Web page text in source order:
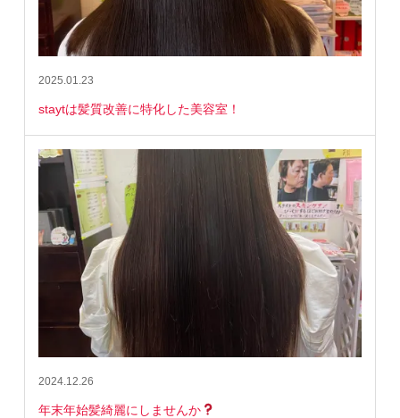
2025.01.23
staytは髪質改善に特化した美容室！
2024.12.26
年末年始髪綺麗にしませんか